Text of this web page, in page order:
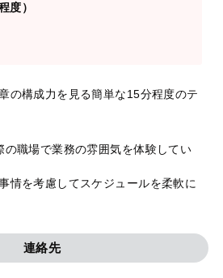
度）
の構成力を見る簡単な15分程度のテ
の職場で業務の雰囲気を体験してい
情を考慮してスケジュールを柔軟に
連絡先